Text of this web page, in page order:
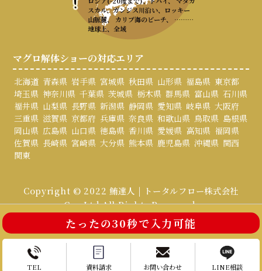
お電話はこちら お問い合わせ
たったの30秒で入力可能
TEL 資料請求 お問い合わせ LINE相談
スカル、ガンジス川沿い、ロッキー
山脈麓、 カリブ海のビーチ、 ………
地球上、全域
マグロ解体ショーの対応エリア
北海道 青森県 岩手県 宮城県 秋田県 山形県 福島県 東京都
埼玉県 神奈川県 千葉県 茨城県 栃木県 群馬県 富山県 石川県
福井県 山梨県 長野県 新潟県 静岡県 愛知県 岐阜県 大阪府
三重県 滋賀県 京都府 兵庫県 奈良県 和歌山県 鳥取県 島根県
岡山県 広島県 山口県 徳島県 香川県 愛媛県 高知県 福岡県
佐賀県 長崎県 宮崎県 大分県 熊本県 鹿児島県 沖縄県 関西
関東
Copyright © 2022 鮪達人 | トータルフロー株式会社
Co., Ltd All Rights Reserved.